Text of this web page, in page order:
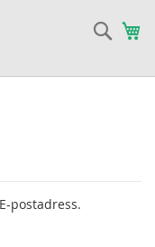
Sök
postadress.